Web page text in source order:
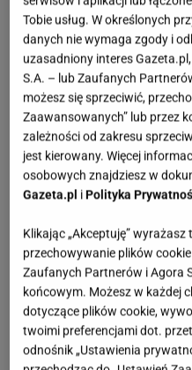
Sinsay możemy za
poduszki w tym
zaparzymy herbatę, a
grosze znacząco wpłyną
zachęcą do spędzania
choć rześkim powietrzu.
Tobie usług. W określonych
danych nie wymaga zgody i
uzasadniony interes
S.A. – lub Zaufanych
możesz się sprzeciwić,
Zaawansowanych” lub przez
zależności od zakresu
jest kierowany. Więcej
osobowych znajdziesz w
Gazeta.pl iPolityka
Klikając „Akceptuję”
przechowywanie plików
Zaufanych Partnerów i Agora
końcowym. Możesz w każdej
dotyczące plików cookie,
twoimi preferencjami dot.
odnośnik „Ustawienia